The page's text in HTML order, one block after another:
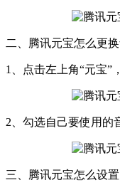
二、腾讯元宝怎么更
1、点击左上角“元宝”
2、勾选自己要使用的
三、腾讯元宝怎么设